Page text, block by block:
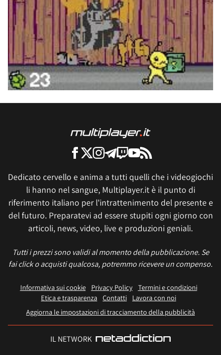
Dedicato cervello e anima a tutti quelli che i videogiochi
li hanno nel sangue, Multiplayer.it è il punto di
riferimento italiano per l'intrattenimento del presente e
del futuro. Preparatevi ad essere stupiti ogni giorno con
articoli, news, video, live e produzioni geniali.
Tutti i prezzi sono validi al momento della pubblicazione. Se
fai click o acquisti qualcosa, potremmo ricevere un compenso.
Informativa sui cookie Privacy Policy
Termini e condizioni
Etica e trasparenza Contatti
Lavora con noi
Aggiorna le impostazioni di tracciamento della pubblicità
IL NETWORK